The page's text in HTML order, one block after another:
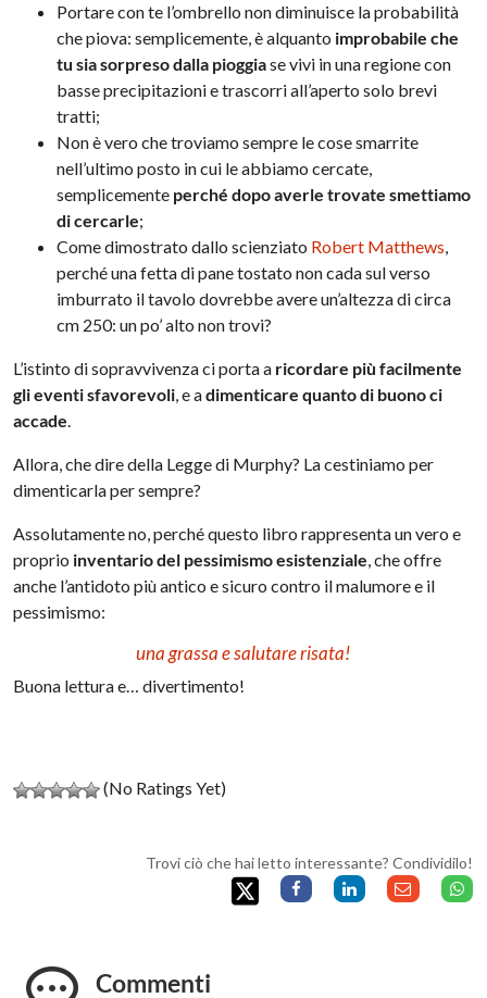
Portare con te l’ombrello non diminuisce la probabilità
che piova: semplicemente, è alquanto improbabile che
tu sia sorpreso dalla pioggiase vivi in una regione con
basse precipitazioni e trascorri all’aperto solo brevi
tratti;
Non è vero che troviamo sempre le cose smarrite
nell’ultimo posto in cui le abbiamo cercate,
semplicemente perché dopo averle trovate smettiamo
di cercarle;
Come dimostrato dallo scienziato Robert Matthews,
perché una fetta di pane tostato non cada sul verso
imburrato il tavolo dovrebbe avere un’altezza di circa
cm 250: un po’ alto non trovi?
L’istinto di sopravvivenza ci porta a ricordare più facilmente
gli eventi sfavorevoli, e adimenticare quanto di buono ci
accade.
Allora, che dire della Legge di Murphy? La cestiniamo per
dimenticarla per sempre?
Assolutamente no, perché questo libro rappresenta un vero e
proprio inventario del pessimismo esistenziale, che offre
anche l’antidoto più antico e sicuro contro il malumore e il
pessimismo:
una grassa e salutare risata!
Buona lettura e… divertimento!
(No Ratings Yet)
Trovi ciò che hai letto interessante? Condividilo!
Commenti